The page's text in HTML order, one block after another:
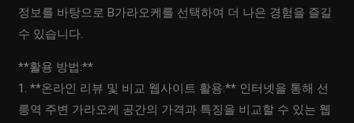
정보를 바탕으로 B가라오케를 선택하여 더 나은 경험을 즐길
수 있습니다.
**활용 방법:**
1. **온라인 리뷰 및 비교 웹사이트 활용:** 인터넷을 통해 선
릉역 주변 가라오케 공간의 가격과 특징을 비교할 수 있는 웹